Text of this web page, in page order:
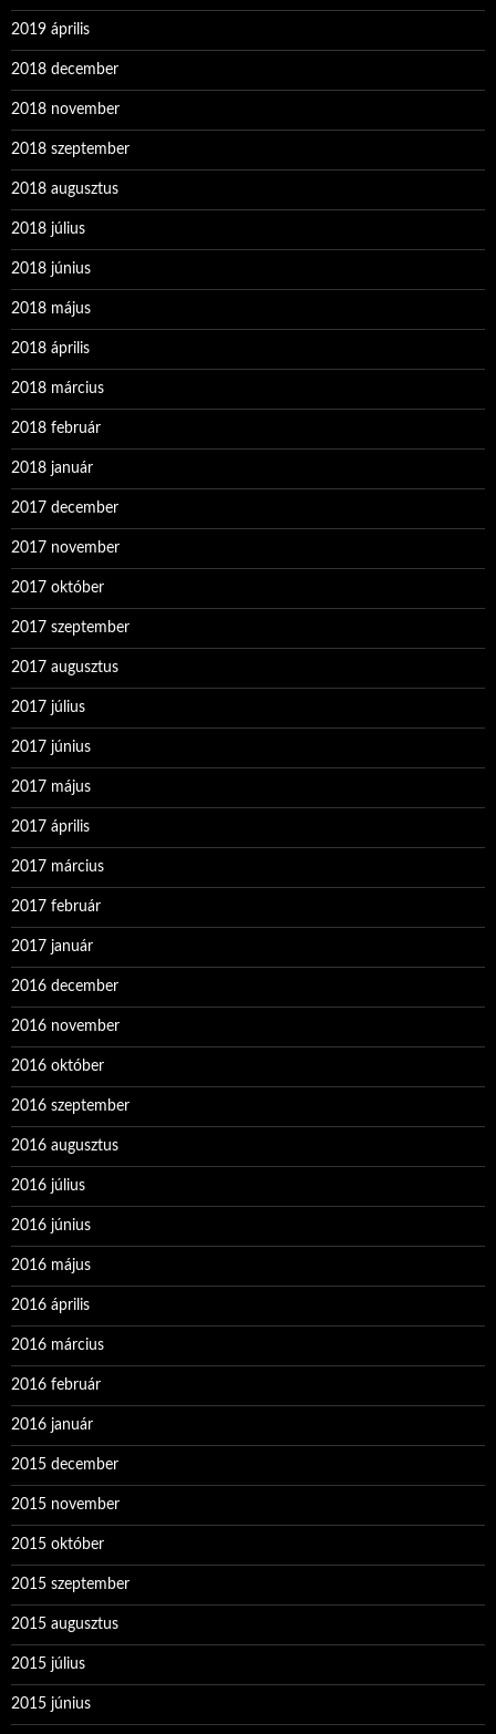
2019 április
2018 december
2018 november
2018 szeptember
2018 augusztus
2018 július
2018 június
2018 május
2018 április
2018 március
2018 február
2018 január
2017 december
2017 november
2017 október
2017 szeptember
2017 augusztus
2017 július
2017 június
2017 május
2017 április
2017 március
2017 február
2017 január
2016 december
2016 november
2016 október
2016 szeptember
2016 augusztus
2016 július
2016 június
2016 május
2016 április
2016 március
2016 február
2016 január
2015 december
2015 november
2015 október
2015 szeptember
2015 augusztus
2015 július
2015 június